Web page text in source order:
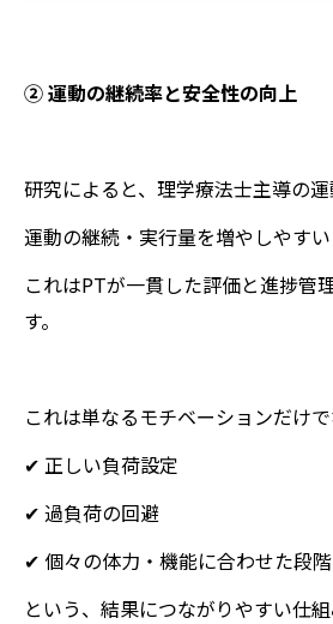
② 運動の継続率と安全性の向上
研究によると、理学療法士主導の運
運動の継続・実行量を増やしやすい
これはPTが一貫した評価と進捗管
す。
これは単なるモチベーションだけで
✔ 正しい負荷設定
✔ 過負荷の回避
✔ 個々の体力・機能に合わせた段
という、結果につながりやすい仕組